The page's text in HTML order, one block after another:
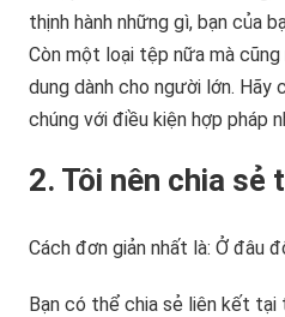
thịnh hành những gì, bạn của
Còn một loại tệp nữa mà
dung dành cho người lớn. Hãy
chúng với điều kiện hợp pháp
2. Tôi nên chia sẻ
Cách đơn giản nhất là: Ở đâu
Bạn có thể chia sẻ liên kết tại